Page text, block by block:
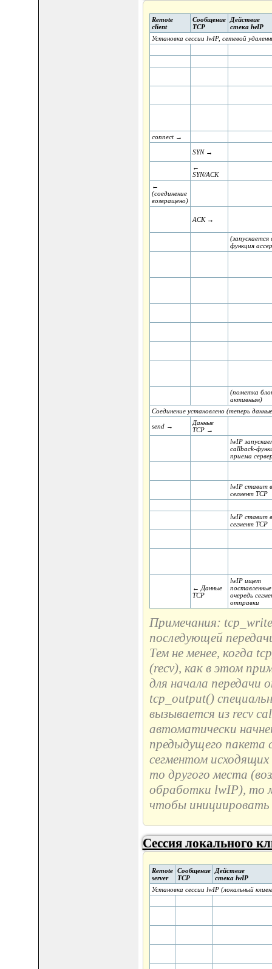
Remote
client
Сообщение
TCP
Действие
стека lwIP
Установка сессии lwIP, сетевой
connect →
SYN →
←
SYN/ACK
←
(соединение
возвращено)
ACK →
(запускается
функция
(пометка
активным)
Соединение установлено (теперь
send →
Данные
TCP →
lwIP
callback-
приема
lwIP ставит
сегмент TCP
lwIP ставит
сегмент TCP
← Данные
TCP
lwIP ищет
поставленные
очередь
отправки
Примечания:
последующей
Тем не менее, когда
(recv), как в этом
для начала передачи
tcp_output()
вызывается из recv
автоматически
предыдущего пакета
сегментом
то другого места
обработки lwIP), то
чтобы инициировать
Сессия локального
Remote
server
Сообщение
TCP
Действие
стека lwIP
Установка сессии lwIP (локальный